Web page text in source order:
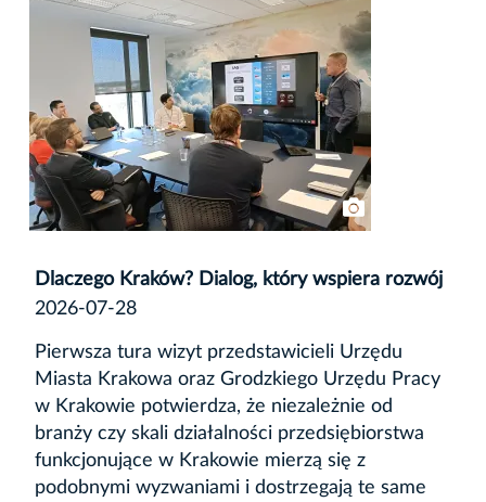
Dlaczego Kraków? Dialog, który wspiera rozwój
2026-07-28
Pierwsza tura wizyt przedstawicieli Urzędu
Miasta Krakowa oraz Grodzkiego Urzędu Pracy
w Krakowie potwierdza, że niezależnie od
branży czy skali działalności przedsiębiorstwa
funkcjonujące w Krakowie mierzą się z
podobnymi wyzwaniami i dostrzegają te same